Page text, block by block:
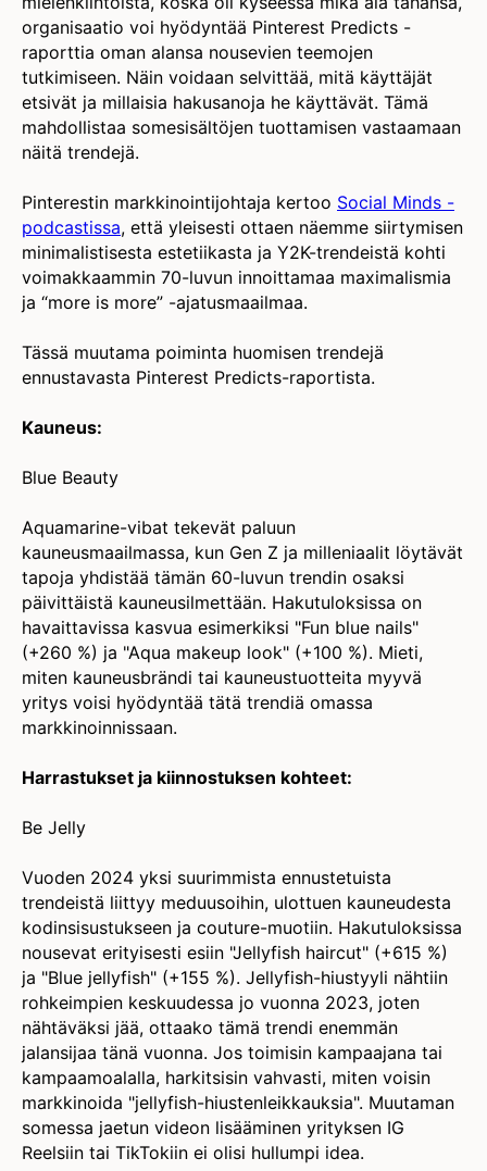
organisaatio voi hyödyntää Pinterest Predicts -
raporttia oman alansa nousevien teemojen
tutkimiseen. Näin voidaan selvittää, mitä käyttäjät
etsivät ja millaisia hakusanoja he käyttävät. Tämä
mahdollistaa somesisältöjen tuottamisen vastaamaan
näitä trendejä.
Pinterestin markkinointijohtaja kertoo Social Minds -
podcastissa, että yleisesti ottaen näemme siirtymisen
minimalistisesta estetiikasta ja Y2K-trendeistä kohti
voimakkaammin 70-luvun innoittamaa maximalismia
ja “more is more” -ajatusmaailmaa.
Tässä muutama poiminta huomisen trendejä
ennustavasta Pinterest Predicts-raportista.
Kauneus:
Blue Beauty
Aquamarine-vibat tekevät paluun
kauneusmaailmassa, kun Gen Z ja milleniaalit löytävät
tapoja yhdistää tämän 60-luvun trendin osaksi
päivittäistä kauneusilmettään. Hakutuloksissa on
havaittavissa kasvua esimerkiksi "Fun blue nails"
(+260 %) ja "Aqua makeup look" (+100 %). Mieti,
miten kauneusbrändi tai kauneustuotteita myyvä
yritys voisi hyödyntää tätä trendiä omassa
markkinoinnissaan.
Harrastukset ja kiinnostuksen kohteet:
Be Jelly
Vuoden 2024 yksi suurimmista ennustetuista
trendeistä liittyy meduusoihin, ulottuen kauneudesta
kodinsisustukseen ja couture-muotiin. Hakutuloksissa
nousevat erityisesti esiin "Jellyfish haircut" (+615 %)
ja "Blue jellyfish" (+155 %). Jellyfish-hiustyyli nähtiin
rohkeimpien keskuudessa jo vuonna 2023, joten
nähtäväksi jää, ottaako tämä trendi enemmän
jalansijaa tänä vuonna. Jos toimisin kampaajana tai
kampaamoalalla, harkitsisin vahvasti, miten voisin
markkinoida "jellyfish-hiustenleikkauksia". Muutaman
somessa jaetun videon lisääminen yrityksen IG
Reelsiin tai TikTokiin ei olisi hullumpi idea.